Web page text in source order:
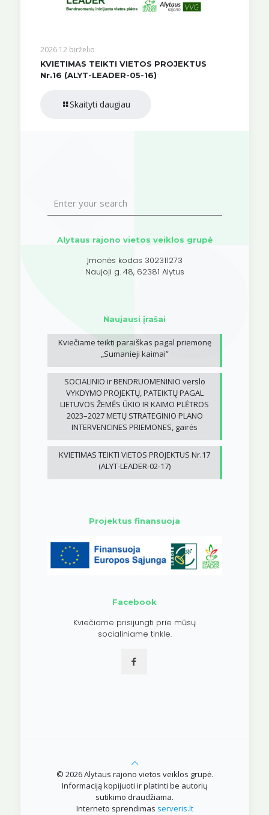
2026 12 birželio
KVIETIMAS TEIKTI VIETOS PROJEKTUS
Nr.16 (ALYT-LEADER-05-16)
Skaityti daugiau
Alytaus rajono vietos veiklos grupė
Įmonės kodas 302311273
Naujoji g. 48, 62381 Alytus
Naujausi įrašai
Kviečiame teikti paraiškas pagal priemonę
„Sumanieji kaimai”
SOCIALINIO ir BENDRUOMENINIO verslo
VYKDYMO PROJEKTŲ, PATEIKTŲ PAGAL
LIETUVOS ŽEMĖS ŪKIO IR KAIMO PLĖTROS
2023–2027 METŲ STRATEGINIO PLANO
INTERVENCINES PRIEMONES, gairės
KVIETIMAS TEIKTI VIETOS PROJEKTUS Nr.17
(ALYT-LEADER-02-17)
Projektus finansuoja
Facebook
Kviečiame prisijungti prie mūsų
socialiniame tinkle.
© 2026 Alytaus rajono vietos veiklos grupė.
Informaciją kopijuoti ir platinti be autorių
sutikimo draudžiama.
Interneto sprendimas serveris.lt